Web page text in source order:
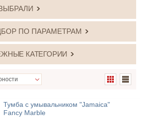
ПО ПАРАМЕТРАМ
КАТЕГОРИИ
Тумба с умывальником "Jamaica"
Fancy Marble